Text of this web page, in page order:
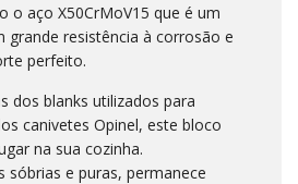
o aço X50CrMoV15 que é um
grande resistência à corrosão e
perfeito.
dos blanks utilizados para
canivetes Opinel, este bloco
na sua cozinha.
sóbrias e puras, permanece